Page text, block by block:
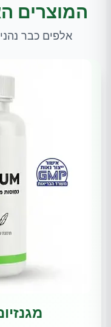
המוצרים
אלפים כבר